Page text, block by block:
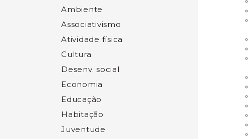
Ambiente
Associativismo
Atividade física
Cultura
Desenv. social
Economia
Educação
Habitação
Juventude